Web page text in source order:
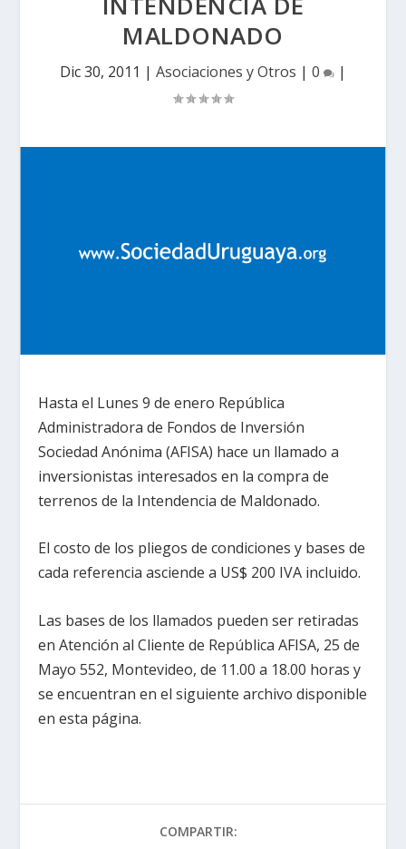
MALDONADO
Dic 30, 2011 | Asociaciones y Otros | 0 |
Hasta el Lunes 9 de enero República
Administradora de Fondos de Inversión
Sociedad Anónima (AFISA) hace un llamado a
inversionistas interesados en la compra de
terrenos de la Intendencia de Maldonado.
El costo de los pliegos de condiciones y bases de
cada referencia asciende a US$ 200 IVA incluido.
Las bases de los llamados pueden ser retiradas
en Atención al Cliente de República AFISA, 25 de
Mayo 552, Montevideo, de 11.00 a 18.00 horas y
se encuentran en el siguiente archivo disponible
en esta página.
COMPARTIR: